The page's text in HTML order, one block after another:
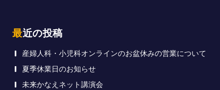
最近の投稿
産婦人科・小児科オンラインのお盆休みの営業について
夏季休業日のお知らせ
未来かなえネット講演会